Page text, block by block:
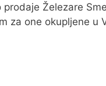
Železare
za one okupljene u